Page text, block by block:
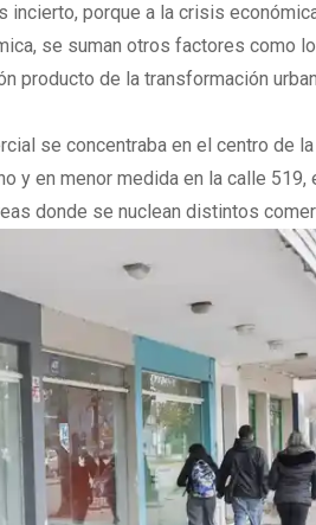
incierto, porque a la crisis
se suman otros factores como
producto de la transformación
se concentraba en el centro de
y en menor medida en la calle 519,
donde se nuclean distintos